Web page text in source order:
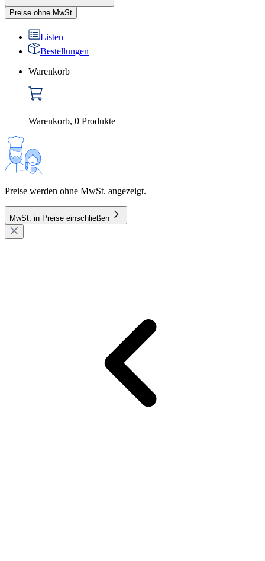
Preise ohne MwSt
Listen
Bestellungen
Warenkorb
Warenkorb, 0 Produkte
Preise werden ohne MwSt. angezeigt.
MwSt. in Preise einschließen